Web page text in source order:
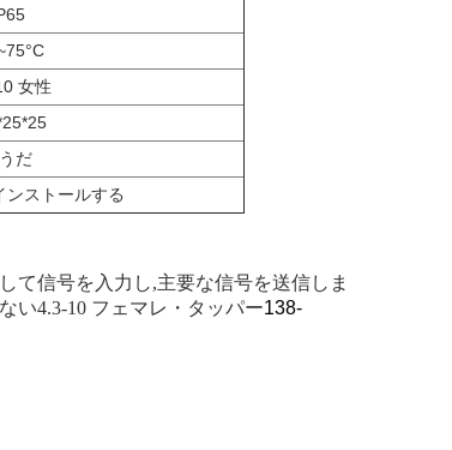
女性
だ
ンストールする
て信号を入力し,主要な信号を送信しま
い4.3-10 フェマレ・タッパー138-